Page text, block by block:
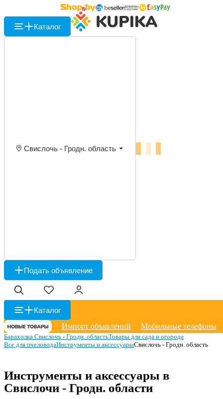
Каталог
Свислочь - Гродн. область
Подать объявление
Каталог
Импорт объявлений
Мобильные телефоны
Барахолка Свислочь - Гродн. областьТовары для сада и огорода
Все для пчеловодаИнструменты и аксессуарыСвислочь - Гродн. область
Инструменты и аксессуары в
Свислочи - Гродн. области